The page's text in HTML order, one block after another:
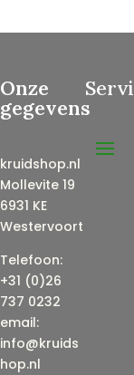
Onze
gegevens
kruidshop.nl
Mollevite 19
6931 KE
Westervoort
Telefoon:
+31 (0)26
737 0232
email:
info@kruids
hop.nl